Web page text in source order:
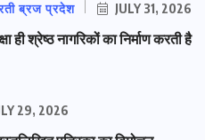
ब्रज प्रदेश JULY 31, 2026
ही श्रेष्ठ नागरिकों का निर्माण करती है
29, 2026